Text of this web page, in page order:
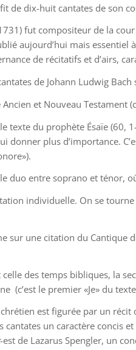
fit de dix-huit cantates de son
fut compositeur de la
aujourd’hui mais essentiel
de récitatifs et d’airs,
de Johann Ludwig
et Nouveau Testament
texte du prophète Ésaïe (60,
donner plus d’importance.
duo entre soprano et ténor,
individuelle. On se tourne
sur une citation du Cantique
des temps bibliques, la
(c’est le premier «Je» du
est figurée par un
cantates un caractère
-est de Lazarus Spengler, un